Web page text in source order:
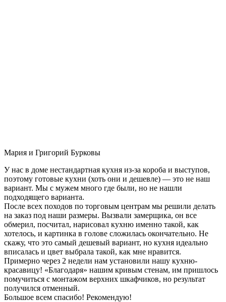
Мария и Григорий Бурковы
У нас в доме нестандартная кухня из-за короба и выступов,
поэтому готовые кухни (хоть они и дешевле) — это не наш
вариант. Мы с мужем много где были, но не нашли
подходящего варианта.
После всех походов по торговым центрам мы решили делать
на заказ под наши размеры. Вызвали замерщика, он все
обмерил, посчитал, нарисовал кухню именно такой, как
хотелось, и картинка в голове сложилась окончательно. Не
скажу, что это самый дешевый вариант, но кухня идеально
вписалась и цвет выбрала такой, как мне нравится.
Примерно через 2 недели нам установили нашу кухню-
красавицу! «Благодаря» нашим кривым стенам, им пришлось
помучиться с монтажом верхних шкафчиков, но результат
получился отменный.
Большое всем спасибо! Рекомендую!